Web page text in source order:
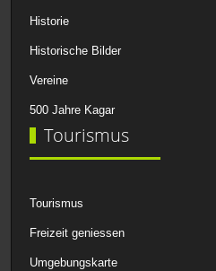
Historie
Historische Bilder
Vereine
500 Jahre Kagar
Tourismus
Tourismus
Freizeit geniessen
Umgebungskarte